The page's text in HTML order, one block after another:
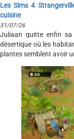
Les Sims 4
cuisine
31/07/26
Juliaan quitte enfin sa
désertique où les
plantes semblent avoir